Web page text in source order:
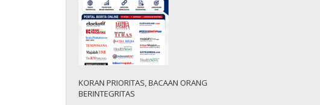
KORAN PRIORITAS, BACAAN ORANG
BERINTEGRITAS